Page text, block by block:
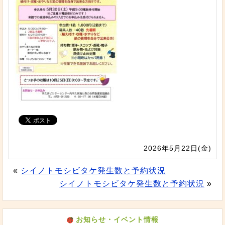
2026年5月22日(金)
« シイノトモシビタケ発生数と予約状況
シイノトモシビタケ発生数と予約状況 »
お知らせ・イベント情報